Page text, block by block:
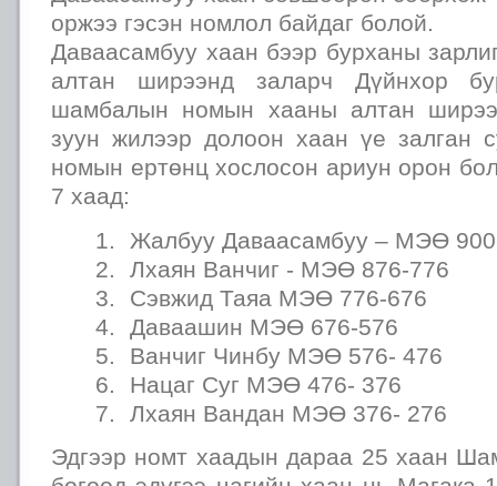
оржээ гэсэн номлол байдаг болой.
Даваасамбуу хаан бээр бурханы
алтан ширээнд заларч Дүйнхор
шамбалын номын хааны алтан
зуун жилээр долоон хаан үе залган
номын ертөнц хослосон ариун орон
7 хаад:
Жалбуу Даваасамбуу – МЭӨ
Лхаян Ванчиг - МЭӨ 876-776
Сэвжид Таяа МЭӨ 776-676
Даваашин МЭӨ 676-576
Ванчиг Чинбу МЭӨ 576- 476
Нацаг Суг МЭӨ 476- 376
Лхаян Вандан МЭӨ 376- 276
Эдгээр номт хаадын дараа 25 хаан